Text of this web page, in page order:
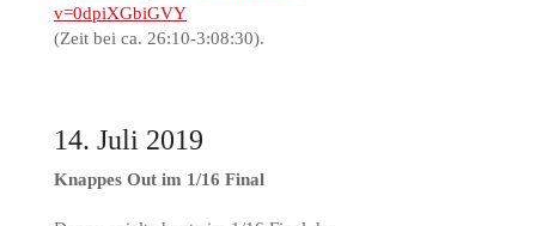
v=0dpiXGbiGVY
(Zeit bei ca. 26:10-3:08:30).
14. Juli 2019
Knappes Out im 1/16 Final